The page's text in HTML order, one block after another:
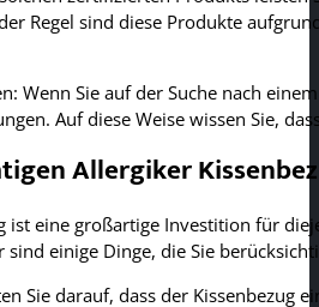
Regel sind diese Produkte
Wenn Sie auf der Suche nach
Auf diese Weise wissen Sie,
Allergiker
ist eine großartige Investition für
sind einige Dinge, die Sie
Sie darauf, dass der Kissenbezug